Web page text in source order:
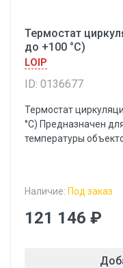
Термостат
до +100 °С)
LOIP
ID: 0136677
Термостат
°С) Предназначен
температуры
Наличие: Под заказ
121 146 ₽